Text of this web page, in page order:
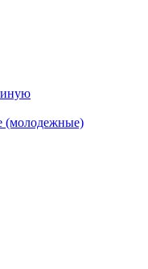
(молодежные)